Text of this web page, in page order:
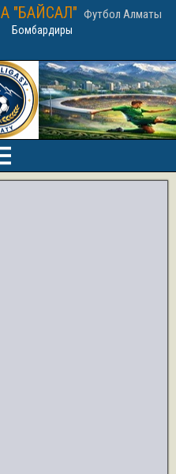
"БАЙСАЛ" Футбол Алматы
Бомбардиры